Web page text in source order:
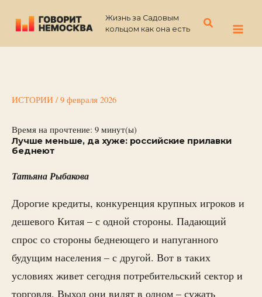
содержимому
Жизнь за Садовым
кольцом как она есть
Поиск
ИСТОРИИ / 9 февраля 2026
Время на прочтение: 9 минут(ы)
Лучше меньше, да хуже: российские прилавки
беднеют
Татьяна Рыбакова
Дорогие кредиты, конкуренция крупных игроков и
дешевого Китая – с одной стороны. Падающий
спрос со стороны беднеющего и напуганного
будущим населения – с другой. Вот в таких
условиях живет сегодня потребительский сектор и
торговля. Выход они видят в одном – сужать